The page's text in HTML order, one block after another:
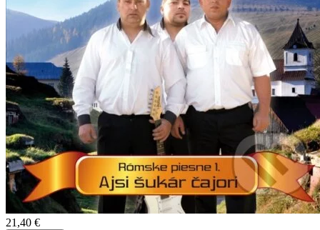
21,40 €